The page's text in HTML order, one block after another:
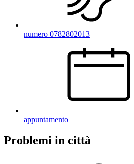
numero 0782802013
appuntamento
Problemi in città